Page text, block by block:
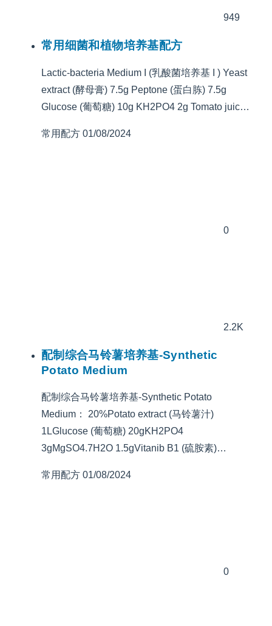
949
常用细菌和植物培养基配方
Lactic-bacteria Medium I (乳酸菌培养基 I ) Yeast
extract (酵母膏) 7.5g Peptone (蛋白胨) 7.5g
Glucose (葡萄糖) 10g KH2PO4 2g Tomato juic…
常用配方 01/08/2024
0
2.2K
配制综合马铃薯培养基-Synthetic
Potato Medium
配制综合马铃薯培养基-Synthetic Potato
Medium： 20%Potato extract (马铃薯汁)
1LGlucose (葡萄糖) 20gKH2PO4
3gMgSO4.7H2O 1.5gVitanib B1 (硫胺素)…
常用配方 01/08/2024
0